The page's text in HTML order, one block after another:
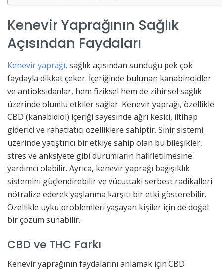
Kenevir Yaprağının Sağlık
Açısından Faydaları
Kenevir yaprağı, sağlık açısından sunduğu pek çok
faydayla dikkat çeker. İçeriğinde bulunan kanabinoidler
ve antioksidanlar, hem fiziksel hem de zihinsel sağlık
üzerinde olumlu etkiler sağlar. Kenevir yaprağı, özellikle
CBD (kanabidiol) içeriği sayesinde ağrı kesici, iltihap
giderici ve rahatlatıcı özelliklere sahiptir. Sinir sistemi
üzerinde yatıştırıcı bir etkiye sahip olan bu bileşikler,
stres ve anksiyete gibi durumların hafifletilmesine
yardımcı olabilir. Ayrıca, kenevir yaprağı bağışıklık
sistemini güçlendirebilir ve vücuttaki serbest radikalleri
nötralize ederek yaşlanma karşıtı bir etki gösterebilir.
Özellikle uyku problemleri yaşayan kişiler için de doğal
bir çözüm sunabilir.
CBD ve THC Farkı
Kenevir yaprağının faydalarını anlamak için CBD